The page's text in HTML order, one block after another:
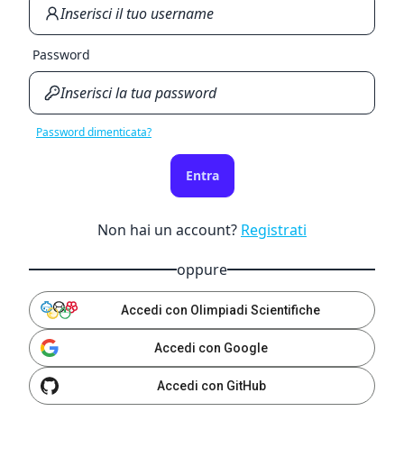
Password
Password dimenticata?
Entra
Non hai un account? Registrati
oppure
Accedi con Olimpiadi Scientifiche
Accedi con Google
Accedi con GitHub